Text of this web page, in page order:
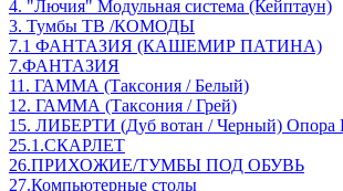
4. "Лючия" Модульная система (Кейптаун)
3. Тумбы ТВ /КОМОДЫ
7.1 ФАНТАЗИЯ (КАШЕМИР ПАТИНА)
7.ФАНТАЗИЯ
11. ГАММА (Таксония / Белый)
12. ГАММА (Таксония / Грей)
15. ЛИБЕРТИ (Дуб вотан / Черный) Опора
25.1.СКАРЛЕТ
26.ПРИХОЖИЕ/ТУМБЫ ПОД ОБУВЬ
27.Компьютерные столы